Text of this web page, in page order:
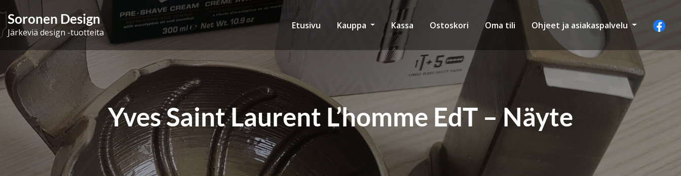
content
Soronen Design
Järkeviä design -tuotteita
Etusivu Kauppa Kassa Ostoskori Oma tili Ohjeet ja asiakaspalvelu
Yves Saint Laurent L’homme EdT – Näyte